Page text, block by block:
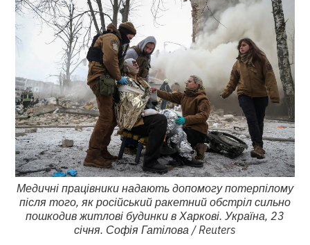
Медичні працівники надають допомогу потерпілому
після того, як російський ракетний обстріл сильно
пошкодив житлові будинки в Харкові. Україна, 23
січня. Софія Гатілова / Reuters